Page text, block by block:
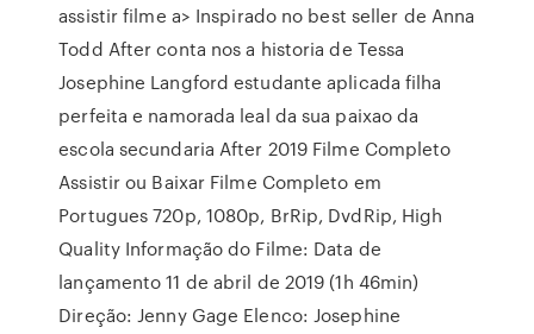
assistir filme a> Inspirado no best seller de Anna
Todd After conta nos a historia de Tessa
Josephine Langford estudante aplicada filha
perfeita e namorada leal da sua paixao da
escola secundaria After 2019 Filme Completo
Assistir ou Baixar Filme Completo em
Portugues 720p, 1080p, BrRip, DvdRip, High
Quality Informação do Filme: Data de
lançamento 11 de abril de 2019 (1h 46min)
Direção: Jenny Gage Elenco: Josephine